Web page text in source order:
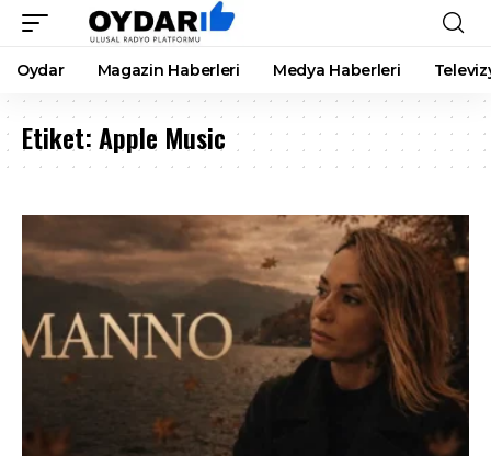
Oydar Magazin Haberleri Medya Haberleri
Etiket:Apple Music